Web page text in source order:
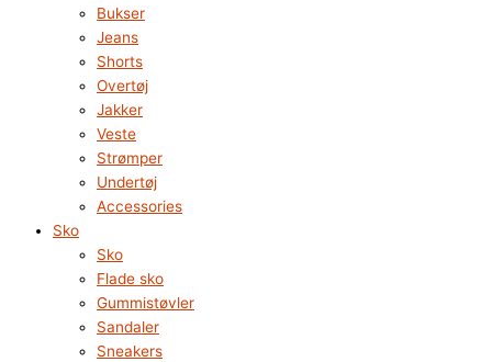
Bukser
Jeans
Shorts
Overtøj
Jakker
Veste
Strømper
Undertøj
Accessories
Sko
Sko
Flade sko
Gummistøvler
Sandaler
Sneakers